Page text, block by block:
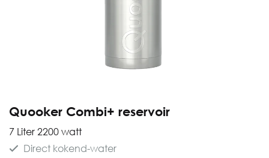
Quooker Combi+ reservoir
7 Liter 2200 watt
Direct kokend-water